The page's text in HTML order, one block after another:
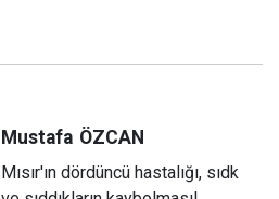
Mustafa ÖZCAN
Mısır'ın dördüncü hastalığı, sıdk